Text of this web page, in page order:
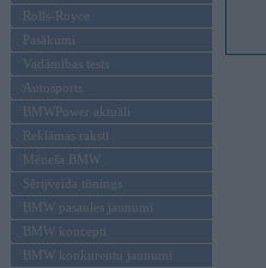
Rolls-Royce
Pasākumi
Vadāmības tests
Autosports
BMWPower aktuāli
Reklāmas raksti
Mēneša BMW
Sērijveida tūnings
BMW pasaules jaunumi
BMW koncepti
BMW konkurentu jaunumi